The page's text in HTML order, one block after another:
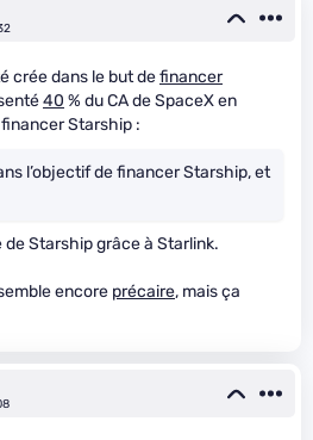
crée dans le but definancer
40 % du CA de SpaceX en
Starship :
l’objectif de financer Starship, et
de Starship grâce à Starlink.
encore précaire, mais ça